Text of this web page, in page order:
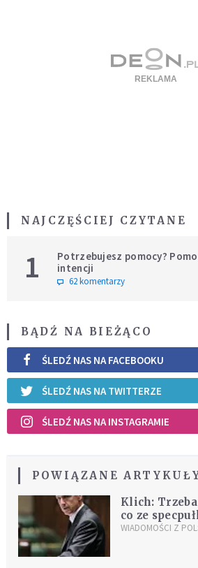
NAJCZĘŚCIEJ CZYTANE
1
Potrzebujesz pomocy?
intencji
62 komentarzy
BĄDŹ NA BIEŻĄCO
ŚLEDŹ NAS NA FACEBOOKU
ŚLEDŹ NAS NA TWITTERZE
ŚLEDŹ NAS NA INSTAGRAMIE
POWIĄZANE
Klich:
co ze
WIADOMOŚCI Z